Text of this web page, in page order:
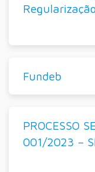
Fundeb
PROCESSO
001/2023 –